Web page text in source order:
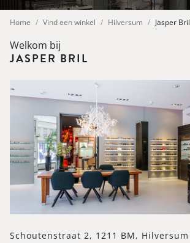
Home Vind een winkel Hilversum Jasper Bril
Welkom bij
JASPER BRIL
Schoutenstraat 2, 1211 BM, Hilversum